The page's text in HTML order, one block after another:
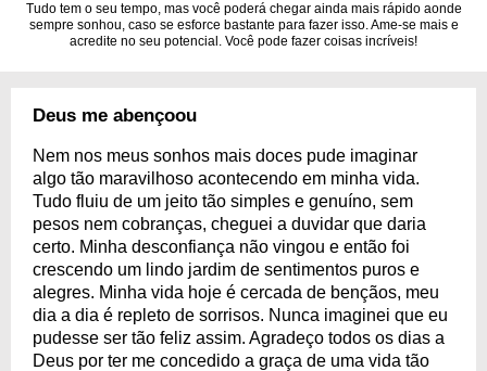
Tudo tem o seu tempo, mas você poderá chegar ainda mais rápido aonde
sempre sonhou, caso se esforce bastante para fazer isso. Ame-se mais e
acredite no seu potencial. Você pode fazer coisas incríveis!
Deus me abençoou
Nem nos meus sonhos mais doces pude imaginar
algo tão maravilhoso acontecendo em minha vida.
Tudo fluiu de um jeito tão simples e genuíno, sem
pesos nem cobranças, cheguei a duvidar que daria
certo. Minha desconfiança não vingou e então foi
crescendo um lindo jardim de sentimentos puros e
alegres. Minha vida hoje é cercada de bençãos, meu
dia a dia é repleto de sorrisos. Nunca imaginei que eu
pudesse ser tão feliz assim. Agradeço todos os dias a
Deus por ter me concedido a graça de uma vida tão